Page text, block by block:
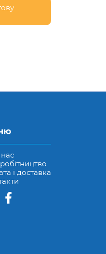
і доставка